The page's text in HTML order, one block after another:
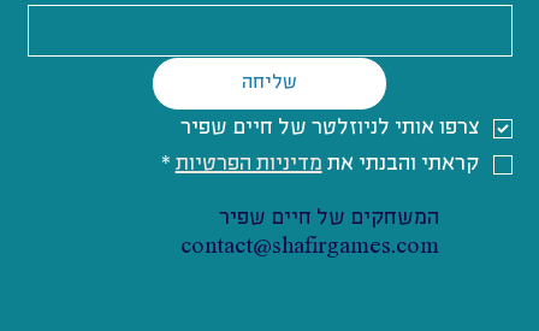
שליחה
צרפו אותי לניוזלטר של חיים שפיר
קראתי והבנתי את מדיניות הפרטיות *
המשחקים של חיים שפיר
contact@shafirgames.com